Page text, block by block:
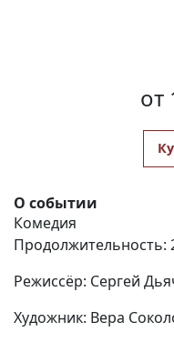
от
О событии
Комедия
Продолжительность:
Режиссёр: Сергей
Художник: Вера